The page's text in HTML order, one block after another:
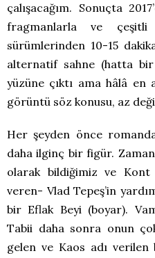
çalışacağım. Sonuçta
fragmanlarla ve
sürümlerinden 10-15
alternatif sahne (hatta
yüzüne çıktı ama hâlâ en
görüntü söz konusu, az
Her şeyden önce
daha ilginç bir figür.
olarak bildiğimiz ve
veren- Vlad Tepeş’in
bir Eflak Beyi (boyar).
Tabii daha sonra onun
gelen ve Kaos adı